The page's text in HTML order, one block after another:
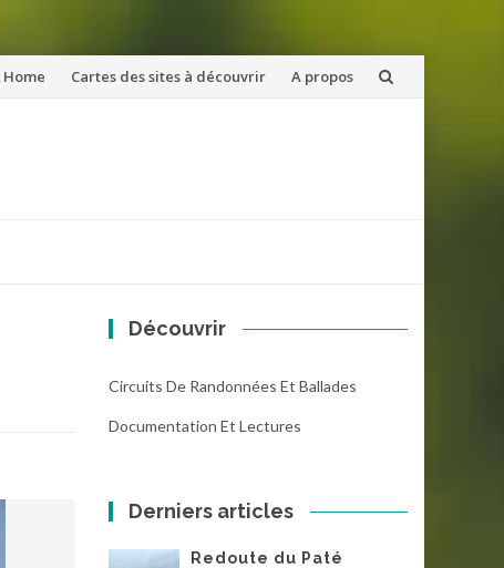
Aller
Home Cartes des sites à découvrir A propos
Découvrir
Circuits De Randonnées Et Ballades
Documentation Et Lectures
Derniers articles
Redoute du Paté